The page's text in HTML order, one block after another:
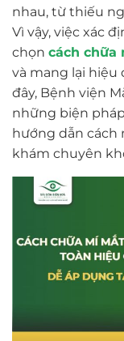
nhau, từ thiếu
Vì vậy, việc xác
chọn cách chữa
và mang lại hiệu
đây, Bệnh viện
những biện
hướng dẫn cách
khám chuyên